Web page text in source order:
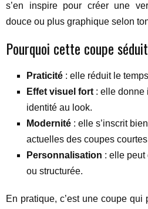
s’en inspire pour créer une
douce ou plus graphique selon
Pourquoi cette coupe
Praticité : elle réduit le
Effet visuel fort : elle donne
identité au look.
Modernité : elle s’inscrit
actuelles des coupes
Personnalisation : elle peut
ou structurée.
En pratique, c’est une coupe